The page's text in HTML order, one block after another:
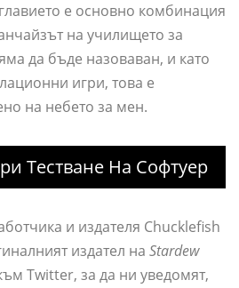
е основно комбинация
на училището за
да бъде назоваван, и като
игри, това е
на небето за мен.
Тестване На Софтуер
и издателя Chucklefish
издател на Stardew
Twitter, за да ни уведомят,